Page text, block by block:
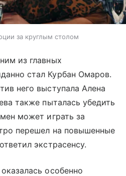
за круглым столом
из главных
стал Курбан Омаров.
него выступала Алена
также пыталась убедить
может играть за
перешел на повышенные
экстрасенсу.
особенно